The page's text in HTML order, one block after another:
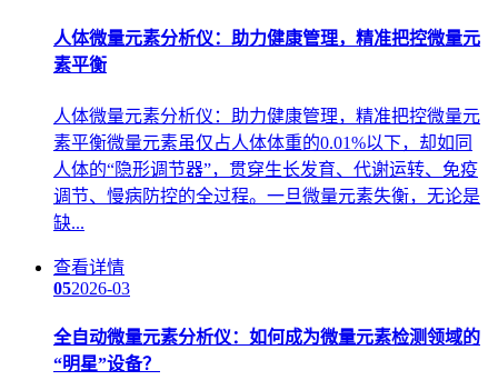
人体微量元素分析仪：助力健康管理，精准把控微量元
素平衡
人体微量元素分析仪：助力健康管理，精准把控微量元
素平衡微量元素虽仅占人体体重的0.01%以下，却如同
人体的“隐形调节器”，贯穿生长发育、代谢运转、免疫
调节、慢病防控的全过程。一旦微量元素失衡，无论是
缺...
查看详情
052026-03
全自动微量元素分析仪：如何成为微量元素检测领域的
“明星”设备？